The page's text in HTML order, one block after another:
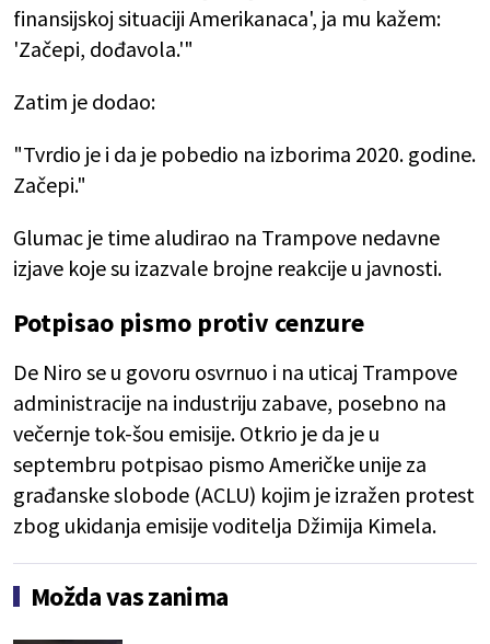
finansijskoj situaciji Amerikanaca', ja mu kažem:
'Začepi, dođavola.'"
Zatim je dodao:
"Tvrdio je i da je pobedio na izborima 2020. godine.
Začepi."
Glumac je time aludirao na Trampove nedavne
izjave koje su izazvale brojne reakcije u javnosti.
Potpisao pismo protiv cenzure
De Niro se u govoru osvrnuo i na uticaj Trampove
administracije na industriju zabave, posebno na
večernje tok-šou emisije. Otkrio je da je u
septembru potpisao pismo Američke unije za
građanske slobode (ACLU) kojim je izražen protest
zbog ukidanja emisije voditelja Džimija Kimela.
Možda vas zanima